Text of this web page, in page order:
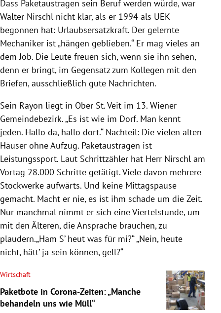
Dass Paketaustragen sein Beruf werden würde, war
Walter Nirschl nicht klar, als er 1994 als UEK
begonnen hat: Urlaubsersatzkraft. Der gelernte
Mechaniker ist „hängen geblieben.“ Er mag vieles an
dem Job. Die Leute freuen sich, wenn sie ihn sehen,
denn er bringt, im Gegensatz zum Kollegen mit den
Briefen, ausschließlich gute Nachrichten.
Sein Rayon liegt in Ober St. Veit im 13. Wiener
Gemeindebezirk. „Es ist wie im Dorf. Man kennt
jeden. Hallo da, hallo dort.“ Nachteil: Die vielen alten
Häuser ohne Aufzug. Paketaustragen ist
Leistungssport. Laut Schrittzähler hat Herr Nirschl am
Vortag 28.000 Schritte getätigt. Viele davon mehrere
Stockwerke aufwärts. Und keine Mittagspause
gemacht. Macht er nie, es ist ihm schade um die Zeit.
Nur manchmal nimmt er sich eine Viertelstunde, um
mit den Älteren, die Ansprache brauchen, zu
plaudern.„Ham S’ heut was für mi?“ „Nein, heute
nicht, hätt’ ja sein können, gell?“
Wirtschaft
Paketbote in Corona-Zeiten: „Manche
behandeln uns wie Müll“